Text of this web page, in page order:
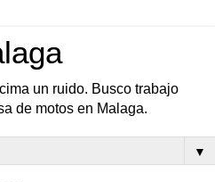
un ruido. Busco trabajo
de motos en Malaga.
▼